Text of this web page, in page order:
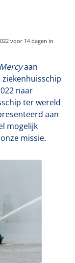
voor 14 dagen in
aan
naar
ter wereld
aan
mogelijk
missie.